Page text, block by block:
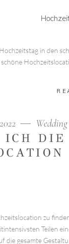
in den
Wedding
DIE
zu
Teilen
die gesamte